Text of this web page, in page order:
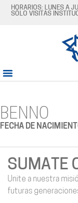
HORARIOS: LUNES A
SÓLO VISITAS
BENNO
FECHA DE
SUMATE
Unite a nuestra
futuras